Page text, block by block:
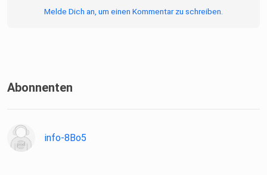
Melde Dich an, um einen Kommentar zu schreiben.
Abonnenten
info-8Bo5